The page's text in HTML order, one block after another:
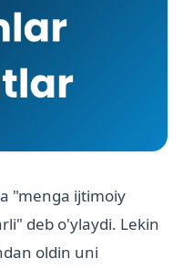
"menga ijtimoiy
deb o'ylaydi. Lekin
oldin uni